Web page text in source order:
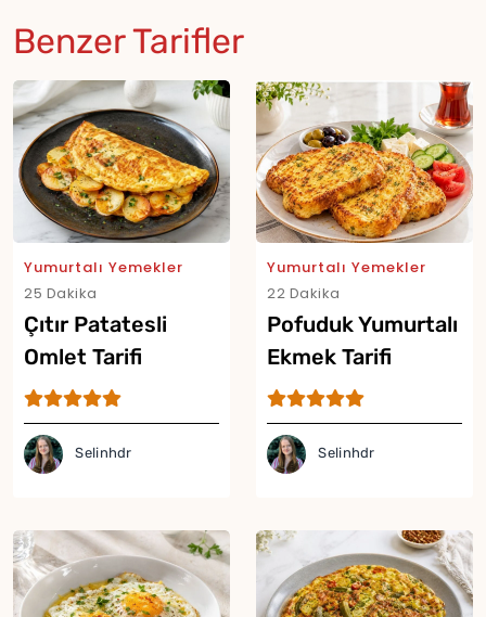
Benzer Tarifler
Yumurtalı Yemekler
25 Dakika
Çıtır Patatesli
Omlet Tarifi
Selinhdr
Yumurtalı Yemekler
22 Dakika
Pofuduk Yumurtalı
Ekmek Tarifi
Selinhdr